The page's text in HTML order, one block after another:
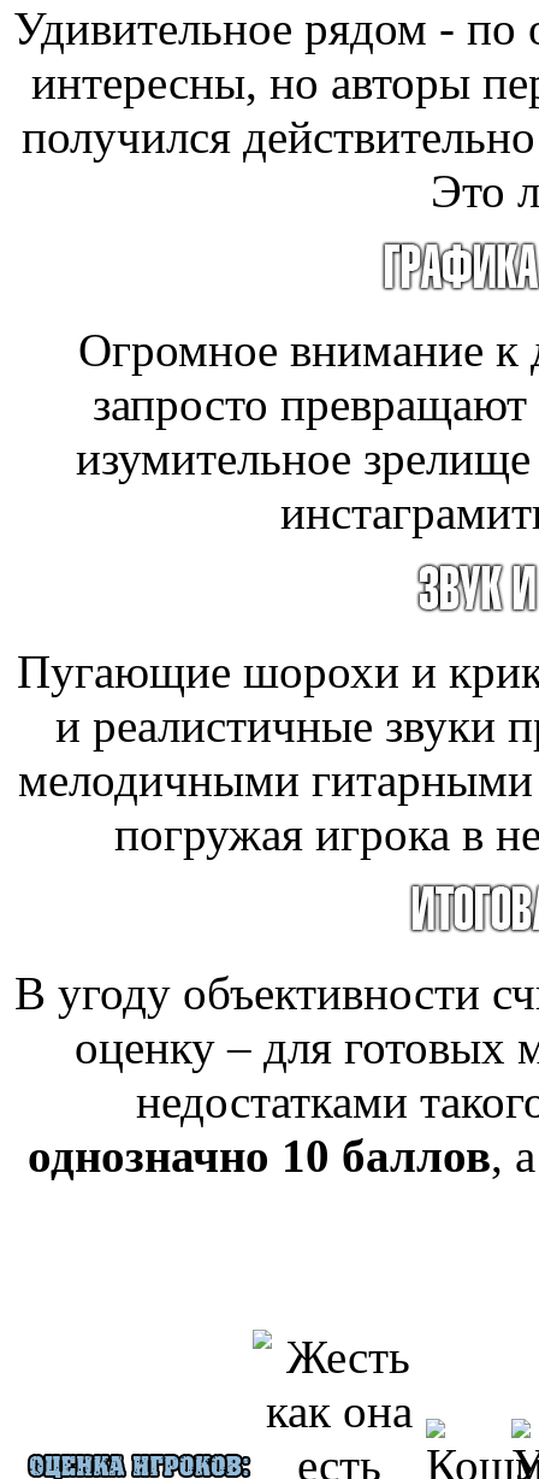
Удивительное рядом - по
интересны, но авторы
получился
Это
Огромное внимание к
запросто
изумительное
Пугающие шорохи и
и реалистичные звуки
мелодичными гитарными
погружая игрока в
В угоду объективности
оценку – для готовых
недостатками
однозначно 10 баллов,